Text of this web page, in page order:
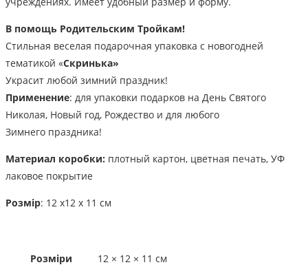
В помощь Родительским Тройкам!
Стильная веселая подарочная упаковка с новогодней
тематикой «Скринька»
Украсит любой зимний праздник!
Применение: для упаковки подарков на День Святого
Николая, Новый год, Рождество и для любого
Зимнего праздника!
Материал коробки: плотный картон, цветная печать, УФ
лаковое покрытие
Розмір: 12 х12 х 11 см
Розміри 12 × 12 × 11 см